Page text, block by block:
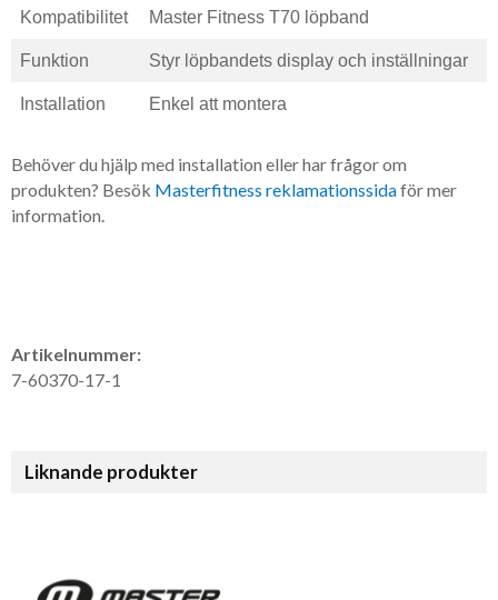
Kompatibilitet Master Fitness T70 löpband
Funktion Styr löpbandets display och inställningar
Installation Enkel att montera
Behöver du hjälp med installation eller har frågor om
produkten? Besök Masterfitness reklamationssidaför mer
information.
Artikelnummer:
7-60370-17-1
Liknande produkter